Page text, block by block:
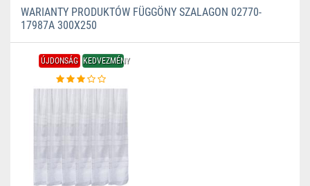
WARIANTY PRODUKTÓW FÜGGÖNY SZALAGON 02770-
17987A 300X250
ÚJDONSÁG KEDVEZMÉNY